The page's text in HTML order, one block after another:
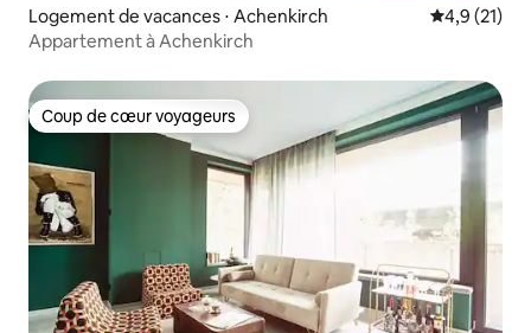
Logement de vacances ⋅ Achenkirch Évaluation
4,9 (21)
Appartement à Achenkirch
Coup de cœur voyageurs
Coup de cœur voyageurs